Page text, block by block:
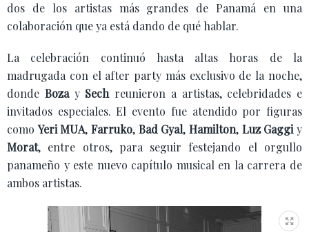
dos de los artistas más grandes de Panamá en una
colaboración que ya está dando de qué hablar.
La celebración continuó hasta altas horas de la
madrugada con el after party más exclusivo de la noche,
donde Bozay Sech reunieron a artistas, celebridades e
invitados especiales. El evento fue atendido por figuras
comoYeri MUA,Farruko, Bad Gyal,Hamilton, Luz Gaggi y
Morat, entre otros, para seguir festejando el orgullo
panameño y este nuevo capítulo musical en la carrera de
ambos artistas.